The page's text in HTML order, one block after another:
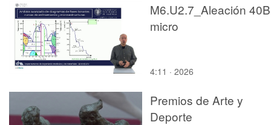
M6.U2.7_Aleación 40B
micro
4:11 · 2026
Premios de Arte y
Deporte